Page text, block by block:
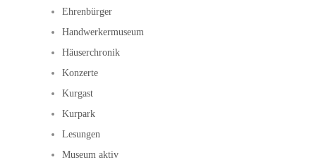
Ehrenbürger
Handwerkermuseum
Häuserchronik
Konzerte
Kurgast
Kurpark
Lesungen
Museum aktiv